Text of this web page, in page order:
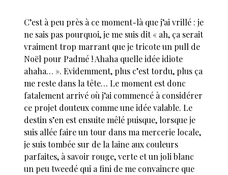
C’est à peu près à ce moment-là que j’ai vrillé : je
ne sais pas pourquoi, je me suis dit « ah, ça serait
vraiment trop marrant que je tricote un pull de
Noël pour Padmé ! Ahaha quelle idée idiote
ahaha… ». Evidemment, plus c’est tordu, plus ça
me reste dans la tête… Le moment est donc
fatalement arrivé où j’ai commencé à considérer
ce projet douteux comme une idée valable. Le
destin s’en est ensuite mêlé puisque, lorsque je
suis allée faire un tour dans ma mercerie locale,
je suis tombée sur de la laine aux couleurs
parfaites, à savoir rouge, verte et un joli blanc
un peu tweedé qui a fini de me convaincre que